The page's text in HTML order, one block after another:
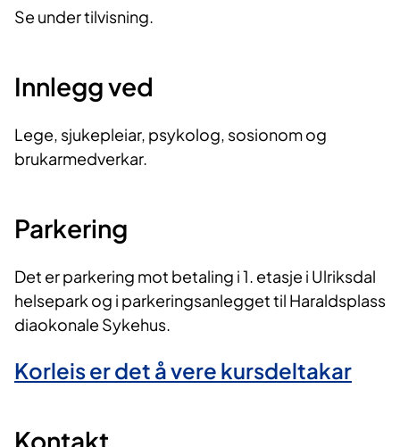
Se under tilvisning.
Innlegg ved
Lege, sjukepleiar, psykolog, sosionom og
brukarmedverkar.
Parkering
Det er parkering mot betaling i 1. etasje i Ulriksdal
helsepark og i parkeringsanlegget til Haraldsplass
diaokonale Sykehus.
Korleis er det å vere kursdeltakar
Kontakt